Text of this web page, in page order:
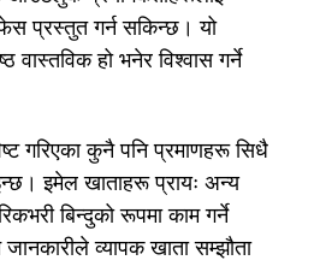
प्रस्तुत गर्न सकिन्छ। यो
हो भनेर विश्वास गर्ने
गरिएका कुनै पनि प्रमाणहरू सिधै
इमेल खाताहरू प्रायः अन्य
बिन्दुको रूपमा काम गर्ने
व्यापक खाता सम्झौता